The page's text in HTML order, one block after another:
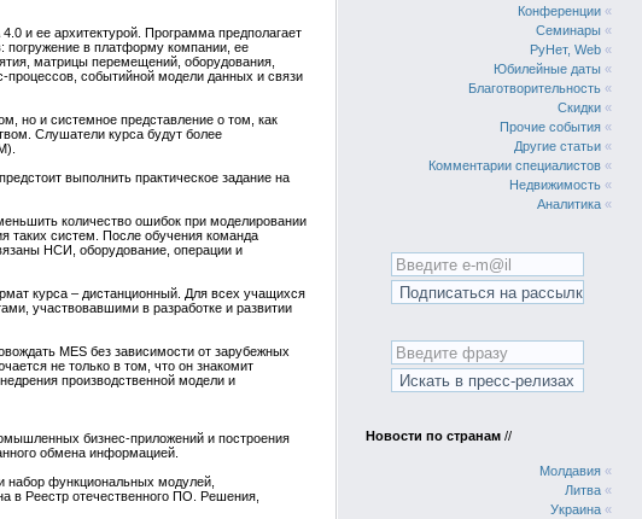
и ее архитектурой. Программа предполагает
в платформу компании, ее
матрицы перемещений, оборудования,
процессов, событийной модели данных и связи
но и системное представление о том, как
Слушатели курса будут более
выполнить практическое задание на
количество ошибок при моделировании
таких систем. После обучения команда
НСИ, оборудование, операции и
курса – дистанционный. Для всех учащихся
участвовавшими в разработке и развитии
MES без зависимости от зарубежных
не только в том, что он знакомит
производственной модели и
бизнес-приложений и построения
обмена информацией.
набор функциональных модулей,
в Реестр отечественного ПО. Решения,
Конференции «
Семинары «
РуНет, Web «
Юбилейные даты «
Благотворительность «
Скидки «
Прочие события «
Другие статьи «
Комментарии специалистов «
Недвижимость «
Аналитика «
Новости по странам //
Молдавия «
Литва «
Украина «